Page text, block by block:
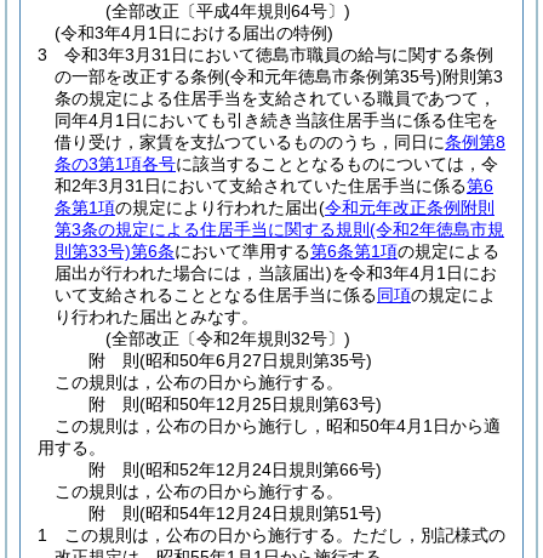
(全部改正〔平成4年規則64号〕)
(令和3年4月1日における届出の特例)
3
令和3年3月31日において徳島市職員の給与に関する条例
の一部を改正する条例(令和元年徳島市条例第35号)附則第3
条の規定による住居手当を支給されている職員であつて，
同年4月1日においても引き続き当該住居手当に係る住宅を
借り受け，家賃を支払つているもののうち，同日に条例第8
条の3第1項各号に該当することとなるものについては，令
和2年3月31日において支給されていた住居手当に係る第6
条第1項の規定により行われた届出(令和元年改正条例附則
第3条の規定による住居手当に関する規則 (令和2年徳島市規
則第33号)第6条において準用する第6条第1項の規定による
届出が行われた場合には，当該届出)を令和3年4月1日にお
いて支給されることとなる住居手当に係る同項の規定によ
り行われた届出とみなす。
(全部改正〔令和2年規則32号〕)
附 則(昭和50年6月27日規則第35号)
この規則は，公布の日から施行する。
附 則(昭和50年12月25日規則第63号)
この規則は，公布の日から施行し，昭和50年4月1日から適
用する。
附 則(昭和52年12月24日規則第66号)
この規則は，公布の日から施行する。
附 則(昭和54年12月24日規則第51号)
1
この規則は，公布の日から施行する。 ただし，別記様式の